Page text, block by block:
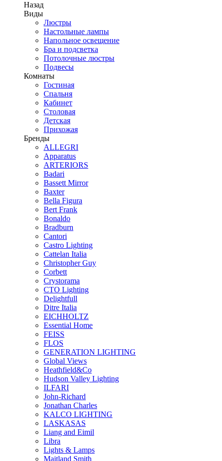
Назад
Виды
Люстры
Настольные лампы
Напольное освещение
Бра и подсветка
Потолочные люстры
Подвесы
Комнаты
Гостиная
Спальня
Кабинет
Столовая
Детская
Прихожая
Бренды
ALLEGRI
Apparatus
ARTERIORS
Badari
Bassett Mirror
Baxter
Bella Figura
Bert Frank
Bonaldo
Bradburn
Cantori
Castro Lighting
Cattelan Italia
Christopher Guy
Corbett
Crystorama
CTO Lighting
Delightfull
Ditre Italia
EICHHOLTZ
Essential Home
FEISS
FLOS
GENERATION LIGHTING
Global Views
Heathfield&Co
Hudson Valley Lighting
ILFARI
John-Richard
Jonathan Charles
KALCO LIGHTING
LASKASAS
Liang and Eimil
Libra
Lights & Lamps
Maitland Smith